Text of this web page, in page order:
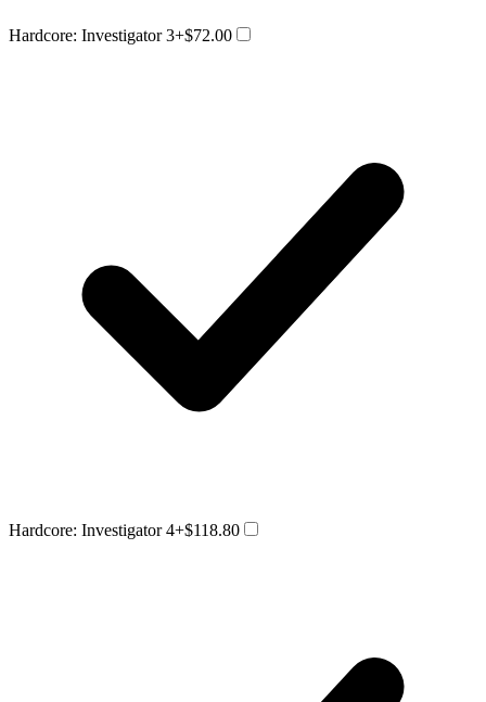
Hardcore: Investigator 3+$72.00
Hardcore: Investigator 4+$118.80